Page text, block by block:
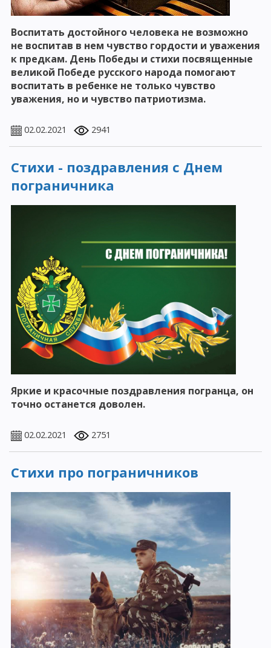
Воспитать достойного человека не возможно
не воспитав в нем чувство гордости и уважения
к предкам. День Победы и стихи посвященные
великой Победе русского народа помогают
воспитать в ребенке не только чувство
уважения, но и чувство патриотизма.
02.02.2021 2941
Стихи - поздравления с Днем
пограничника
Яркие и красочные поздравления погранца, он
точно останется доволен.
02.02.2021 2751
Стихи про пограничников